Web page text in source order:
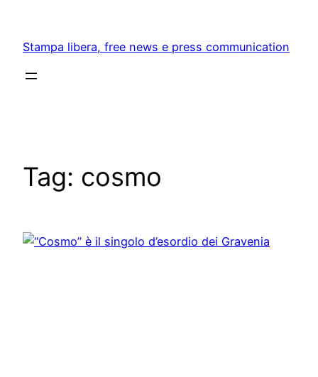
content
Stampa libera, free news e press communication
Tag: cosmo